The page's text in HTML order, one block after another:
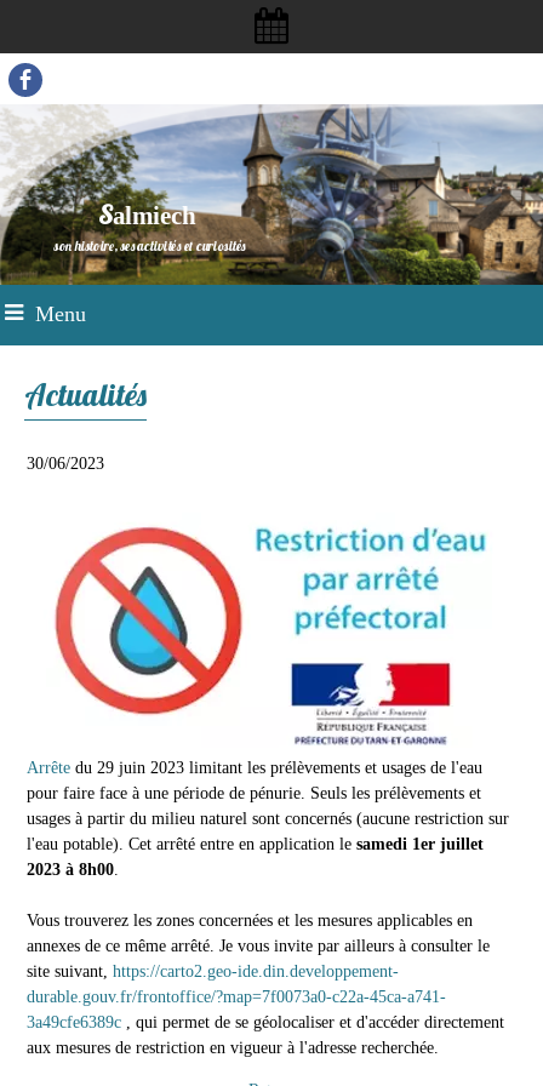
Salmiech
son histoire, ses activités et curiosités
Menu
Actualités
30/06/2023
Arrêtedu 29 juin 2023 limitant les prélèvements et usages de l'eau
pour faire face à une période de pénurie. Seuls les prélèvements et
usages à partir du milieu naturel sont concernés (aucune restriction sur
l'eau potable). Cet arrêté entre en application le samedi 1er juillet
2023 à 8h00
Vous trouverez les zones concernées et les mesures applicables en
annexes de ce même arrêté. Je vous invite par ailleurs à consulter le
site suivant,https://carto2.geo-ide.din.developpement-
durable.gouv.fr/frontoffice/?map=7f0073a0-c22a-45ca-a741-
3a49cfe6389c , qui permet de se géolocaliser et d'accéder directement
aux mesures de restriction en vigueur à l'adresse recherchée.